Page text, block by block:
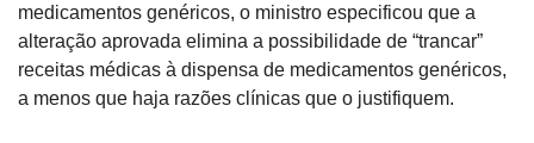
medicamentos genéricos, o ministro especificou que a
alteração aprovada elimina a possibilidade de “trancar”
receitas médicas à dispensa de medicamentos genéricos,
a menos que haja razões clínicas que o justifiquem.